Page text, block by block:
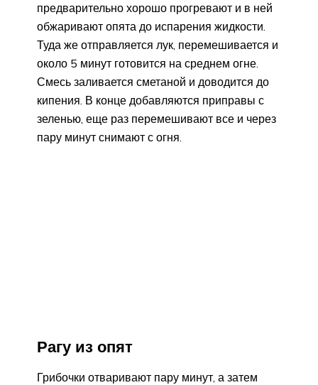
предварительно хорошо прогревают и в ней
обжаривают опята до испарения жидкости.
Туда же отправляется лук, перемешивается и
около 5 минут готовится на среднем огне.
Смесь заливается сметаной и доводится до
кипения. В конце добавляются приправы с
зеленью, еще раз перемешивают все и через
пару минут снимают с огня.
Рагу из опят
Грибочки отваривают пару минут, а затем